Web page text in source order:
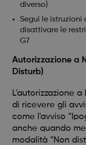
diverso)
Segui le istruzioni
disattivare le
G7
Autorizzazione a
Disturb)
L'autorizzazione
di ricevere gli
come l'avviso
anche quando
modalità “Non